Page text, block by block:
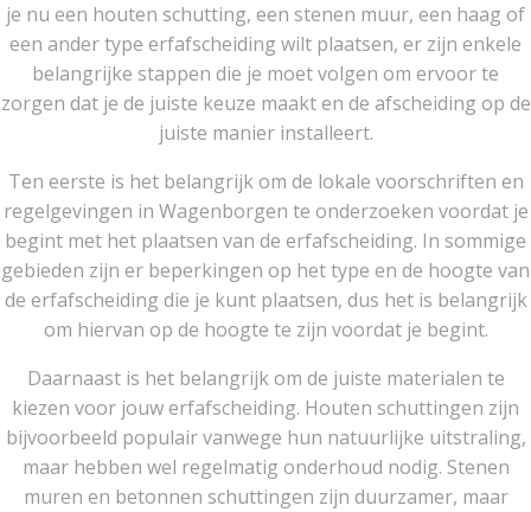
je nu een houten schutting, een stenen muur, een haag of
een ander type erfafscheiding wilt plaatsen, er zijn enkele
belangrijke stappen die je moet volgen om ervoor te
zorgen dat je de juiste keuze maakt en de afscheiding op de
juiste manier installeert.
Ten eerste is het belangrijk om de lokale voorschriften en
regelgevingen in Wagenborgen te onderzoeken voordat je
begint met het plaatsen van de erfafscheiding. In sommige
gebieden zijn er beperkingen op het type en de hoogte van
de erfafscheiding die je kunt plaatsen, dus het is belangrijk
om hiervan op de hoogte te zijn voordat je begint.
Daarnaast is het belangrijk om de juiste materialen te
kiezen voor jouw erfafscheiding. Houten schuttingen zijn
bijvoorbeeld populair vanwege hun natuurlijke uitstraling,
maar hebben wel regelmatig onderhoud nodig. Stenen
muren en betonnen schuttingen zijn duurzamer, maar